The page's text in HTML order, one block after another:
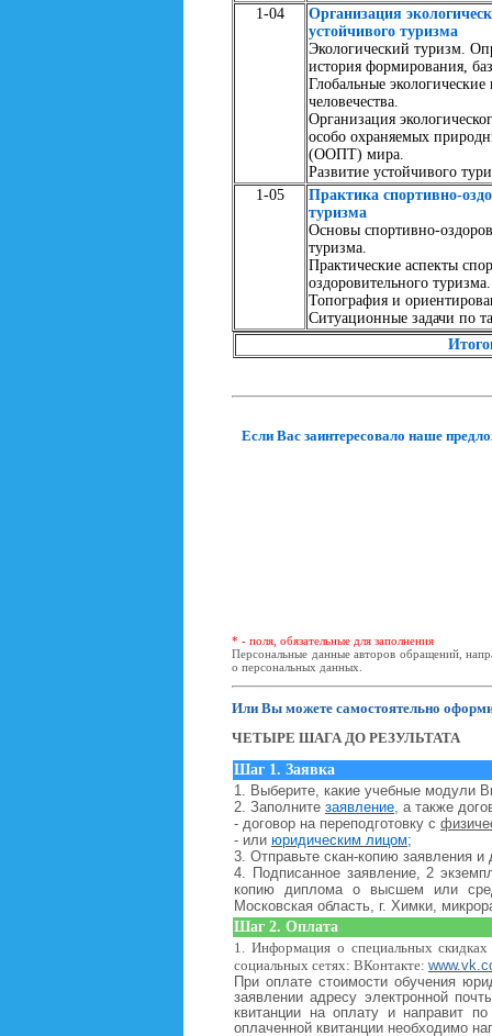
1-04
Организация
устойчивого туризма
Экологический туризм.
история формирования,
Глобальные
человечества.
Организация
особо охраняемых
(ООПТ) мира.
Развитие устойчивого
1-05
Практика спортивно-
туризма
Основы спортивно-
туризма.
Практические аспекты
оздоровительного туризма.
Топография и
Ситуационные задачи по
Если Вас заинтересовало наше
* - поля, обязательные для заполнения
Персональные данные авторов обращений,
о персональных данных.
Или Вы можете самостоятельно
ЧЕТЫРЕ ШАГА ДО РЕЗУЛЬТАТА
Шаг 1. Заявка
1. Выберите, какие учебные модули
2. Заполните заявление , а также
- договор на переподготовку с
- или юридическим лицом;
3. Отправьте скан-копию заявления
4. Подписанное заявление, 2
копию диплома о высшем или
Московская область, г. Химки,
Шаг 2. Оплата
1. Информация о специальных
социальных сетях: ВКонтакте:
При оплате стоимости обучения
заявлении адресу электронной
квитанции на оплату и направит
оплаченной квитанции необходимо